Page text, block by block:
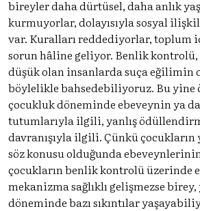
bireyler daha dürtüsel, daha anlık
kurmuyorlar, dolayısıyla sosyal
var. Kuralları reddediyorlar, toplum
sorun hâline geliyor. Benlik
düşük olan insanlarda suça eğilimin
böylelikle bahsedebiliyoruz. Bu
çocukluk döneminde ebeveynin ya
tutumlarıyla ilgili, yanlış
davranışıyla ilgili. Çünkü çocukların
söz konusu olduğunda
çocukların benlik kontrolü üzerinde
mekanizma sağlıklı gelişmezse
döneminde bazı sıkıntılar